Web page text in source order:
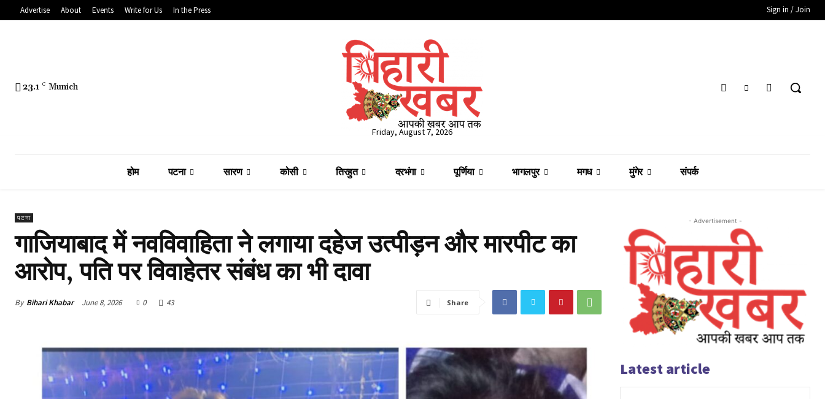
Advertise About Events Write for Us In the Press Sign in / Join
23.1 C Munich
Friday, August 7, 2026
होम पटना सारण कोसी तिरहुत दरभंगा पूर्णिया भागलपुर मगध मुंगेर संपर्क
पटना
गाजियाबाद में नवविवाहिता ने लगाया दहेज उत्पीड़न और मारपीट का
आरोप, पति पर विवाहेतर संबंध का भी दावा
By Bihari Khabar June 8, 2026 0 43 Share
- Advertisement -
Latest article